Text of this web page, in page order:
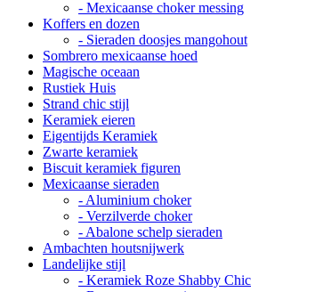
- Mexicaanse choker messing
Koffers en dozen
- Sieraden doosjes mangohout
Sombrero mexicaanse hoed
Magische oceaan
Rustiek Huis
Strand chic stijl
Keramiek eieren
Eigentijds Keramiek
Zwarte keramiek
Biscuit keramiek figuren
Mexicaanse sieraden
- Aluminium choker
- Verzilverde choker
- Abalone schelp sieraden
Ambachten houtsnijwerk
Landelijke stijl
- Keramiek Roze Shabby Chic